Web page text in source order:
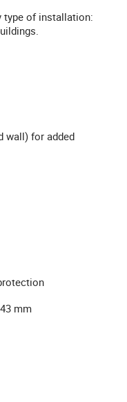
type of installation:
wall) for added
mm